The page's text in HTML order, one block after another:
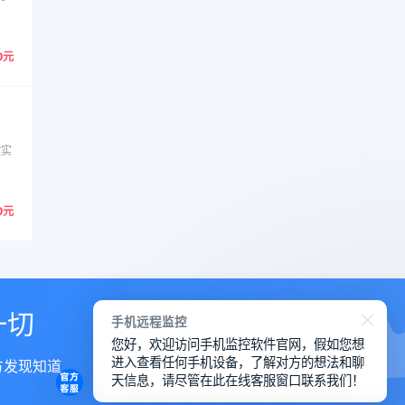
切
现知道
手机远程监控
您好，欢迎访问手机监控软件官网，假如您想
进入查看任何手机设备，了解对方的想法和聊
天信息，请尽管在此在线客服窗口联系我们！